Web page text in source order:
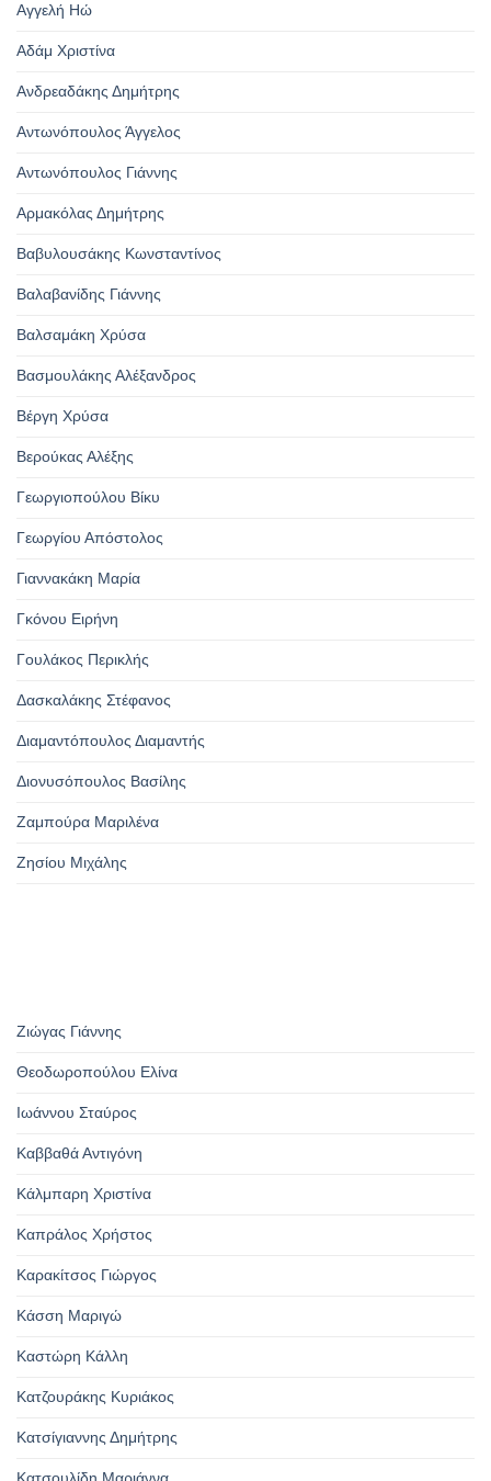
Αγγελή Ηώ
Αδάμ Χριστίνα
Ανδρεαδάκης Δημήτρης
Αντωνόπουλος Άγγελος
Αντωνόπουλος Γιάννης
Αρμακόλας Δημήτρης
Βαβυλουσάκης Κωνσταντίνος
Βαλαβανίδης Γιάννης
Βαλσαμάκη Χρύσα
Βασμουλάκης Αλέξανδρος
Βέργη Χρύσα
Βερούκας Αλέξης
Γεωργιοπούλου Βίκυ
Γεωργίου Απόστολος
Γιαννακάκη Μαρία
Γκόνου Ειρήνη
Γουλάκος Περικλής
Δασκαλάκης Στέφανος
Διαμαντόπουλος Διαμαντής
Διονυσόπουλος Βασίλης
Ζαμπούρα Μαριλένα
Ζησίου Μιχάλης
Ζιώγας Γιάννης
Θεοδωροπούλου Ελίνα
Ιωάννου Σταύρος
Καββαθά Αντιγόνη
Κάλμπαρη Χριστίνα
Καπράλος Χρήστος
Καρακίτσος Γιώργος
Κάσση Μαριγώ
Καστώρη Κάλλη
Κατζουράκης Κυριάκος
Κατσίγιαννης Δημήτρης